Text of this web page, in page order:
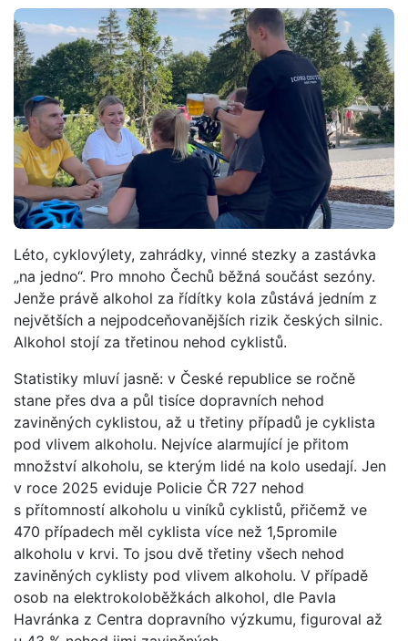
Léto, cyklovýlety, zahrádky, vinné stezky a zastávka
„na jedno“. Pro mnoho Čechů běžná součást sezóny.
Jenže právě alkohol za řídítky kola zůstává jedním z
největších a nejpodceňovanějších rizik českých silnic.
Alkohol stojí za třetinou nehod cyklistů.
Statistiky mluví jasně: v České republice se ročně
stane přes dva a půl tisíce dopravních nehod
zaviněných cyklistou, až u třetiny případů je cyklista
pod vlivem alkoholu. Nejvíce alarmující je přitom
množství alkoholu, se kterým lidé na kolo usedají. Jen
v roce 2025 eviduje Policie ČR 727 nehod
s přítomností alkoholu u viníků cyklistů, přičemž ve
470 případech měl cyklista více než 1,5promile
alkoholu v krvi. To jsou dvě třetiny všech nehod
zaviněných cyklisty pod vlivem alkoholu. V případě
osob na elektrokoloběžkách alkohol, dle Pavla
Havránka z Centra dopravního výzkumu, figuroval až